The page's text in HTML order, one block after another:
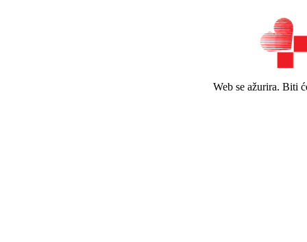
Web se ažurira. Biti